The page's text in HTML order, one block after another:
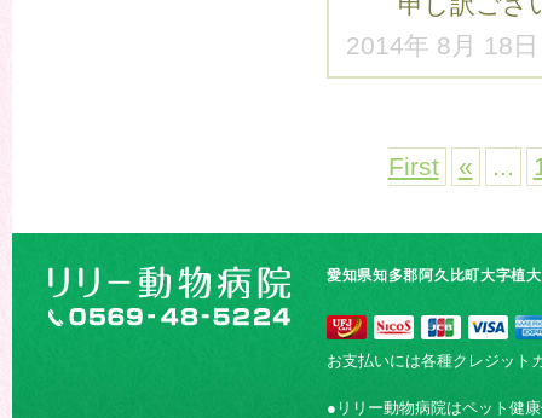
2014年 8月 18
First « ...
愛知県知多郡阿久比町大字植
お支払いには各種クレジット
●リリー動物病院はペット健